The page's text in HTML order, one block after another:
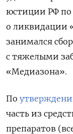
юстиции РФ по
о ликвидации
занимался
с тяжелыми
«Медиазона».
По
часть из
препаратов